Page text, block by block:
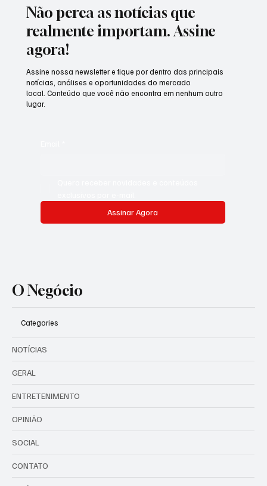
Não perca as notícias que
realmente importam. Assine
agora!
Assinar Agora
Assine nossa newsletter e fique por dentro das principais
notícias, análises e oportunidades do mercado
local. Conteúdo que você não encontra em nenhum outro
lugar.
O Negócio
Categories
NOTÍCIAS
GERAL
ENTRETENIMENTO
OPINIÃO
SOCIAL
CONTATO